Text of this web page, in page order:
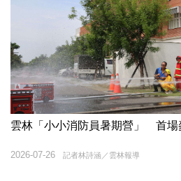
雲林「小小消防員暑期營」 首場
記者林詩涵／雲林報導
2026-07-26